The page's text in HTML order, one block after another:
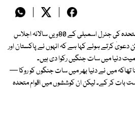
امریکی صدر ڈونلڈ ٹرمپ نے اقوام متحدہ کی جنرل اسمبلی کے 80ویں سالانہ اجلاس
کرتے ہوئے کہا ہے کہ انہوں نے پاکستان اور
دنیا میں سات جنگیں رکوا دی ہیں۔
میں نے دنیا بھر میں سات جنگوں کو روکا —
بات کر کے۔ لیکن ان کوششوں میں اقوام متحدہ